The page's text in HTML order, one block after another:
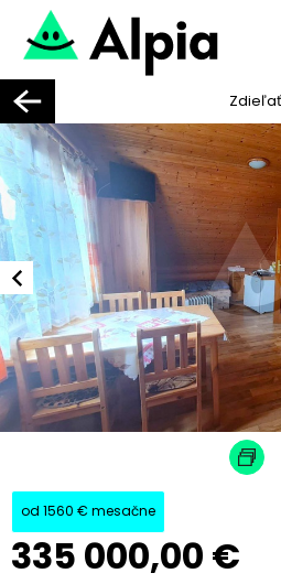
Zdieľať
od 1560 € mesačne
335 000,00 €